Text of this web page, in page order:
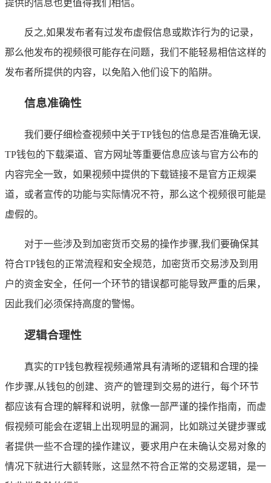
提供的信息也更值得我们相信。
反之,如果发布者有过发布虚假信息或欺诈行为的记录，
那么他发布的视频很可能存在问题，我们不能轻易相信这样的
发布者所提供的内容，以免陷入他们设下的陷阱。
信息准确性
我们要仔细检查视频中关于TP钱包的信息是否准确无误,
TP钱包的下载渠道、官方网址等重要信息应该与官方公布的
内容完全一致，如果视频中提供的下载链接不是官方正规渠
道，或者宣传的功能与实际情况不符，那么这个视频很可能是
虚假的。
对于一些涉及到加密货币交易的操作步骤,我们要确保其
符合TP钱包的正常流程和安全规范，加密货币交易涉及到用
户的资金安全，任何一个环节的错误都可能导致严重的后果，
因此我们必须保持高度的警惕。
逻辑合理性
真实的TP钱包教程视频通常具有清晰的逻辑和合理的操
作步骤,从钱包的创建、资产的管理到交易的进行，每个环节
都应该有合理的解释和说明，就像一部严谨的操作指南，而虚
假视频可能会在逻辑上出现明显的漏洞，比如跳过关键步骤或
者提供一些不合理的操作建议，要求用户在未确认交易对象的
情况下就进行大额转账，这显然不符合正常的交易逻辑，是一